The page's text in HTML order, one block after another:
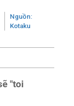
Nguồn:
Kotaku
"toi